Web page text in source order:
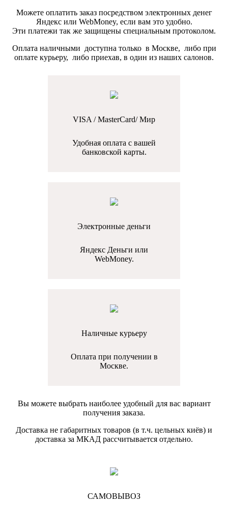
Можете оплатить заказ посредством электронных денег
Яндекс или WebMoney, если вам это удобно.
Эти платежи так же защищены специальным протоколом.
Оплата наличными доступна только в Москве, либо при
оплате курьеру, либо приехав, в один из наших салонов.
VISA / MasterCard/ Мир
Удобная оплата с вашей
банковской карты.
Электронные деньги
Яндекс Деньги или
WebMoney.
Наличные курьеру
Оплата при получении в
Москве.
Вы можете выбрать наиболее удобный для вас вариант
получения заказа.
Доставка не габаритных товаров (в т.ч. цельных киёв) и
доставка за МКАД рассчитывается отдельно.
САМОВЫВОЗ